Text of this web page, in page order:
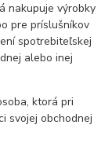
nakupuje výrobky
pre príslušníkov
spotrebiteľskej
alebo inej
ktorá pri
svojej obchodnej